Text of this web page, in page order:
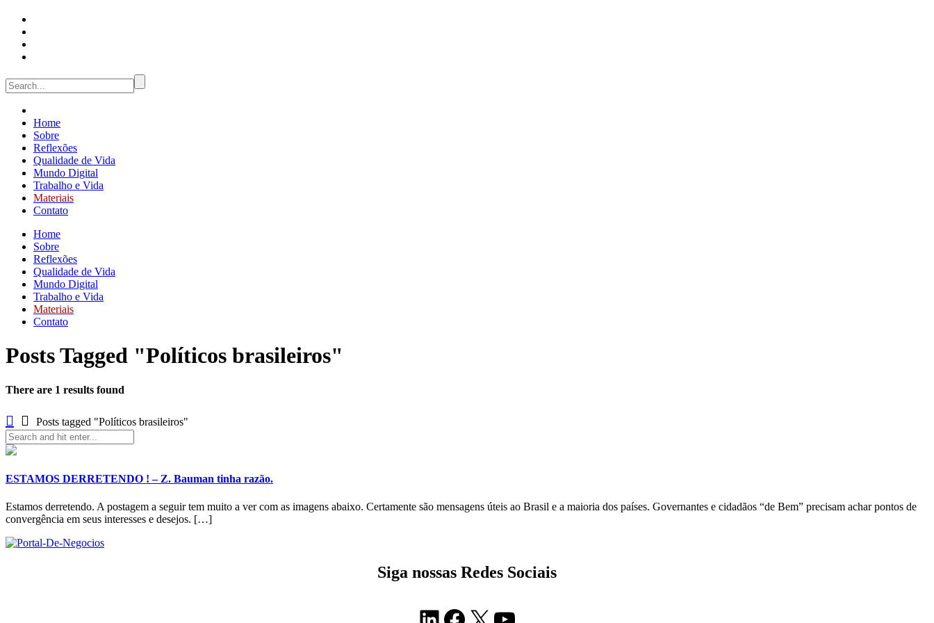
Home
Sobre
Reflexões
Qualidade de Vida
Mundo Digital
Trabalho e Vida
Materiais
Contato
Home
Sobre
Reflexões
Qualidade de Vida
Mundo Digital
Trabalho e Vida
Materiais
Contato
Posts Tagged "Políticos brasileiros"
There are 1 results found
Posts tagged "Políticos brasileiros"
ESTAMOS DERRETENDO ! – Z. Bauman tinha razão.
Estamos derretendo. A postagem a seguir tem muito a ver com as imagens abaixo. Certamente são mensagens úteis ao Brasil e a maioria dos países. Governantes e cidadãos “de Bem” precisam achar pontos de
convergência em seus interesses e desejos. […]
Siga nossas Redes Sociais